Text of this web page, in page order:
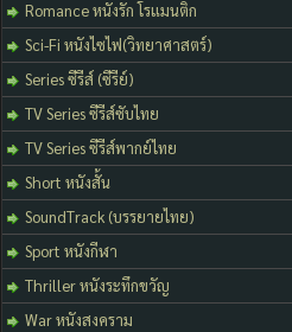
Romance หนังรัก โรแมนติก
Sci-Fi หนังไซไฟ(วิทยาศาสตร์)
Series ซีรีส์ (ซีรีย์)
TV Series ซีรีส์ซับไทย
TV Series ซีรีส์พากย์ไทย
Short หนังสั้น
SoundTrack (บรรยายไทย)
Sport หนังกีฬา
Thriller หนังระทึกขวัญ
War หนังสงคราม